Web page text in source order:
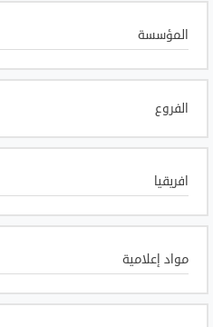
المؤسسة
الفروع
افريقيا
مواد إعلامية